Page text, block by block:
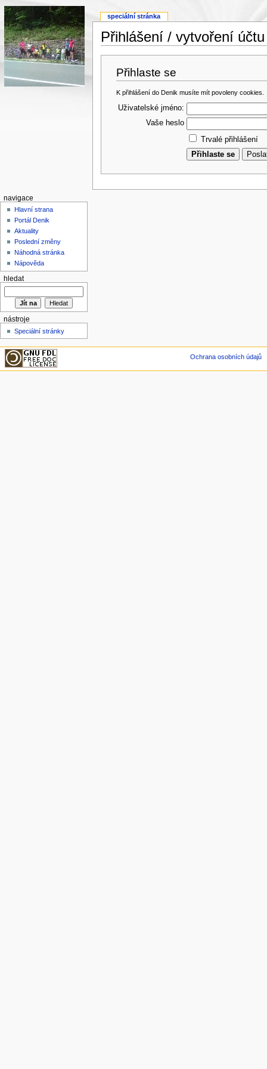
Přihlášení / vytvoření účtu
Přihlaste se
K přihlášení do Denik musíte mít povoleny cookies.
Uživatelské jméno:
Vaše heslo
Trvalé přihlášení
speciální stránka
navigace
Hlavní strana
Portál Denik
Aktuality
Poslední změny
Náhodná stránka
Nápověda
hledat
nástroje
Speciální stránky
Ochrana osobních údajů